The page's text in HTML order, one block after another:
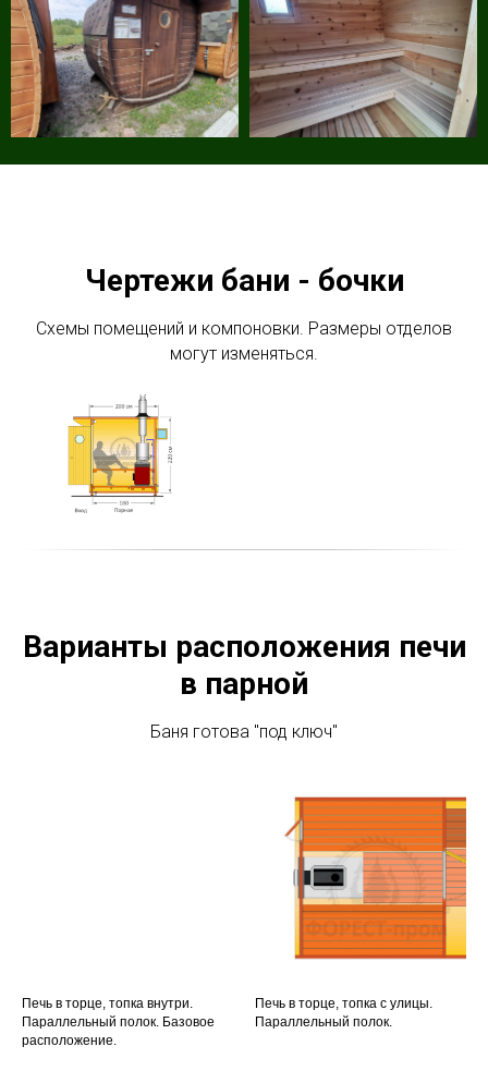
Чертежи бани - бочки
Схемы помещений и компоновки. Размеры отделов
могут изменяться.
Варианты расположения печи
в парной
Баня готова "под ключ"
Печь в торце, топка внутри.
Параллельный полок. Базовое
расположение.
Печь в торце, топка с улицы.
Параллельный полок.